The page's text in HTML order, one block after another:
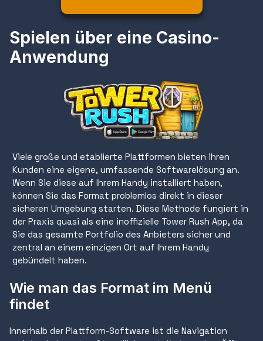
Spielen über eine Casino-
Anwendung
Viele große und etablierte Plattformen bieten ihren
Kunden eine eigene, umfassende Softwarelösung an.
Wenn Sie diese auf Ihrem Handy installiert haben,
können Sie das Format problemlos direkt in dieser
sicheren Umgebung starten. Diese Methode fungiert in
der Praxis quasi als eine inoffizielle Tower Rush App, da
Sie das gesamte Portfolio des Anbieters sicher und
zentral an einem einzigen Ort auf Ihrem Handy
gebündelt haben.
Wie man das Format im Menü
findet
Innerhalb der Plattform-Software ist die Navigation